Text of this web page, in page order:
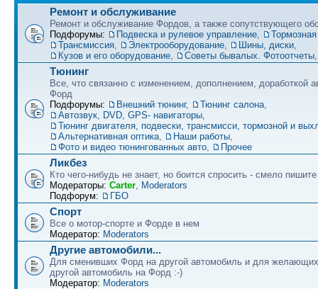
Ремонт и обслуживание
Ремонт и обслуживание Фордов, а также сопутствующего
Подфорумы:
Подвеска и рулевое управление
Трансмиссия
Электрооборудование Шины, диски
Кузов и его оборудование
Советы бывалых. Фотоотчеты
Тюнинг
Все, что связанно с изменением, дополнением, доработкой
Форд
Подфорумы:
Внешний тюнинг, Тюнинг салона
Автозвук, DVD, GPS- навигаторы
Тюнинг двигателя, подвески, трансмисси, тормозной и
Альтернативная оптика
Наши работы
Фото и видео тюнингованных авто
Прочее
Ликбез
Кто чего-нибудь не знает, но боится спросить - смело
Модераторы: Carter Moderators
Подфорум:
ГБО
Спорт
Все о мотор-спорте и Форде в нем
Модератор: Moderators
Другие автомобили...
Для сменивших Форд на другой автомобиль и для
другой автомобиль на Форд :-)
Модератор: Moderators